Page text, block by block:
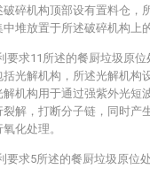
破碎机构顶部设有置料仓，
堆放置于所述破碎机构上
要求11所述的餐厨垃圾原
括光解机构，所述光解机构
解机构用于通过强紫外光短
裂解，打断分子链，同时产
化处理。
要求5所述的餐厨垃圾原位